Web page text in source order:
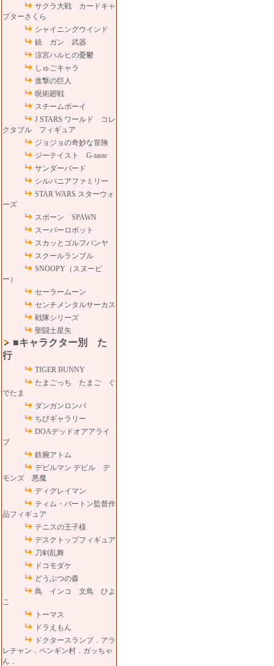
サクラ大戦 カードキャ
プターさくら
シャイニングウインド
銃 ガン 武器
涼宮ハルヒの憂鬱
しゅごキャラ
進撃の巨人
呪術廻戦
スチームボーイ
J STARS ワールド コレ
クタブル フィギュア
ジョジョの奇妙な冒険
ジーテイスト G-taste
サンダーバード
シルバニアファミリー
STAR WARS スターウォ
ーズ
スポーン SPAWN
スーパーロボット
スカッとゴルフパンヤ
スクールランブル
SNOOPY（スヌーピ
ー）
セーラームーン
センチメンタルサーカス
戦隊シリーズ
聖闘士星矢
■キャラクター別 た
行
TIGER BUNNY
たまごっち たまご ぐ
でたま
ダンガンロンパ
ちびギャラリー
DOAデッドオアアライ
ブ
鉄腕アトム
デビルマン デビル デ
モンズ 悪魔
ディグレイマン
ティム・バートン監督作
品フィギュア
テニスの王子様
デスクトップフィギュア
刀剣乱舞
ドコモダケ
どうぶつの森
鳥 インコ 文鳥 ひよ
こ
トーマス
ドラえもん
ドクタースランプ．アラ
レチャン．ペンギン村．ガッちゃ
ん．